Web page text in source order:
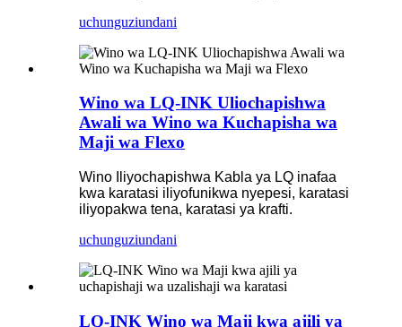
uchunguziundani
Wino wa LQ-INK Uliochapishwa
Awali wa Wino wa Kuchapisha wa
Maji wa Flexo
Wino Iliyochapishwa Kabla ya LQ inafaa
kwa karatasi iliyofunikwa nyepesi, karatasi
iliyopakwa tena, karatasi ya krafti.
uchunguziundani
LQ-INK Wino wa Maji kwa ajili ya